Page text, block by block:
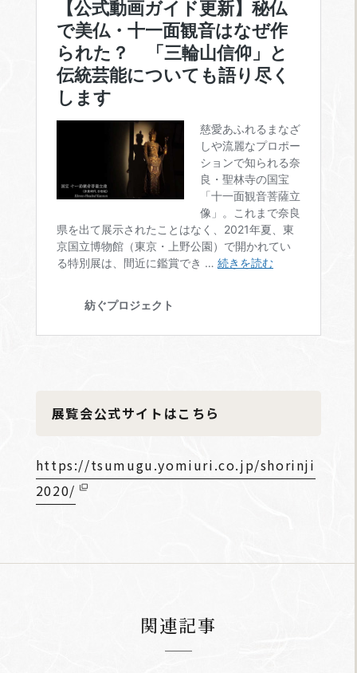
展覧会公式サイトはこちら
https://tsumugu.yomiuri.co.jp/shorinji
2020/
関連記事